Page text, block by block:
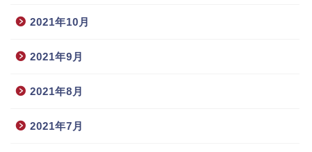
2021年10月
2021年9月
2021年8月
2021年7月